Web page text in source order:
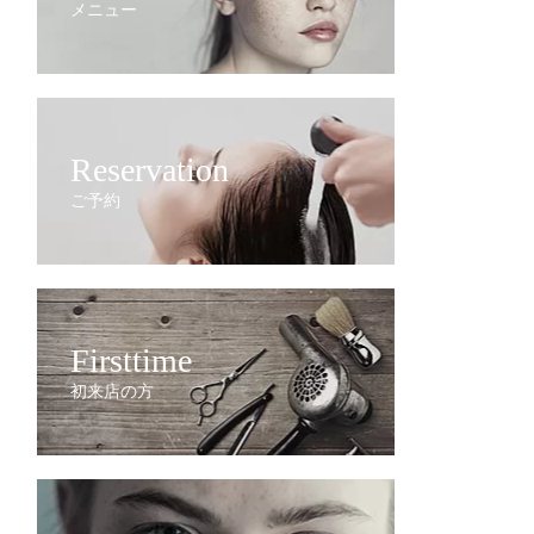
メニュー
Reservation
ご予約
Firsttime
初来店の方